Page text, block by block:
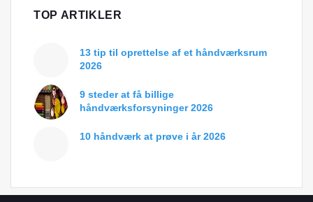
TOP ARTIKLER
13 tip til oprettelse af et håndværksrum
2026
9 steder at få billige
håndværksforsyninger 2026
10 håndværk at prøve i år 2026